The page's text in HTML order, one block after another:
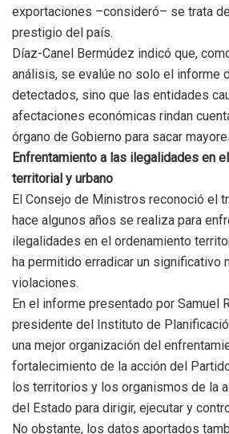
exportaciones –consideró– se trata
prestigio del país.
Díaz-Canel Bermúdez indicó que,
análisis, se evalúe no solo el informe
detectados, sino que las entidades
afectaciones económicas rindan
órgano de Gobierno para sacar
Enfrentamiento a las ilegalidades en
territorial y urbano
El Consejo de Ministros reconoció el
hace algunos años se realiza para
ilegalidades en el ordenamiento
ha permitido erradicar un significativo
violaciones.
En el informe presentado por Samuel
presidente del Instituto de
una mejor organización del
fortalecimiento de la acción del
los territorios y los organismos de la
del Estado para dirigir, ejecutar y
No obstante, los datos aportados